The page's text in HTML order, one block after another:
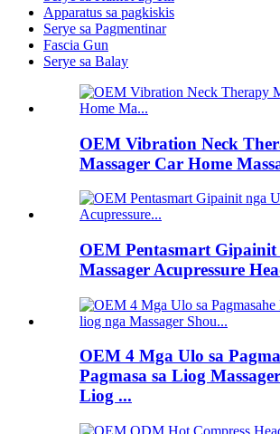
Apparatus sa pagkiskis
Serye sa Pagmentinar
Fascia Gun
Serye sa Balay
OEM Vibration Neck
Massager Car Home
OEM Pentasmart Gipainit
Massager Acupressure
OEM 4 Mga Ulo sa
Pagmasa sa Liog
Liog ...